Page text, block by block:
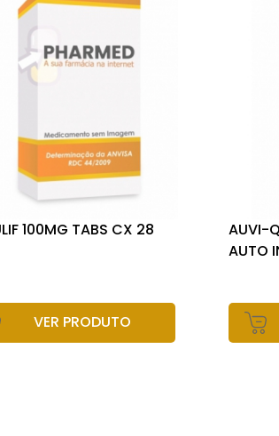
100MG TABS CX 28
VER PRODUTO
AUVI-
AUTO